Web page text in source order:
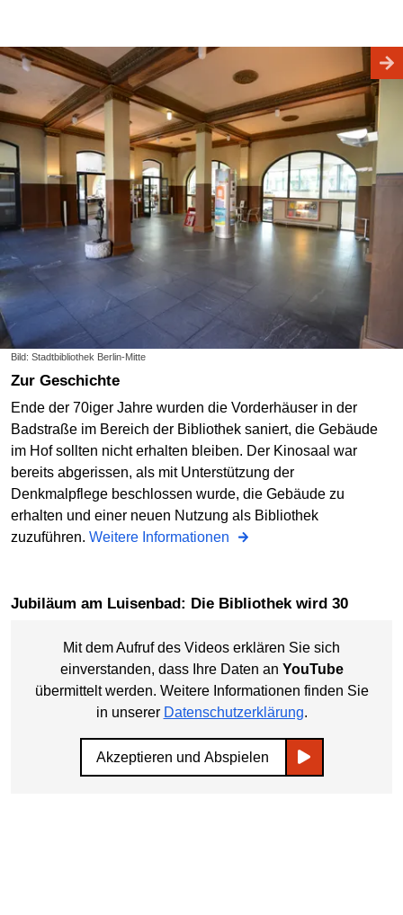
Bild: Stadtbibliothek Berlin-Mitte
Zur Geschichte
Ende der 70iger Jahre wurden die Vorderhäuser in der
Badstraße im Bereich der Bibliothek saniert, die Gebäude
im Hof sollten nicht erhalten bleiben. Der Kinosaal war
bereits abgerissen, als mit Unterstützung der
Denkmalpflege beschlossen wurde, die Gebäude zu
erhalten und einer neuen Nutzung als Bibliothek
zuzuführen. Weitere Informationen
Jubiläum am Luisenbad: Die Bibliothek wird 30
Mit dem Aufruf des Videos erklären Sie sich
einverstanden, dass Ihre Daten an YouTube
übermittelt werden. Weitere Informationen finden Sie
in unserer Datenschutzerklärung.
Akzeptieren und Abspielen